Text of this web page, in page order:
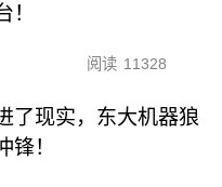
！
阅读 11328
了现实，东大机器狼
锋！